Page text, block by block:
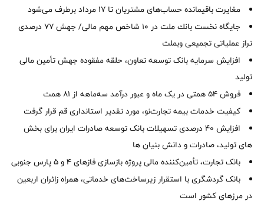
مغایرت‌ باقیمانده حساب‌های مشتریان تا ۱۷ مرداد برطرف می‌شود
جایگاه نخست بانك ملت در 10 شاخص مهم مالی/ جهش 77 درصدی
تراز عملیاتی تجمیعی وبملت
افزایش سرمایه بانک توسعه تعاون، حلقه مفقوده جهش تأمین مالی
تولید
فروش 54 همتی در یک ماه و عبور درآمد سه‌ماهه از 81 همت
کیفیت خدمات بیمه تجارت‌نو، مورد تقدیر استانداری قم قرار گرفت
افزایش 40 درصدی تسهیلات بانک توسعه صادرات ایران برای بخش
های تولید، صادرات و دانش بنیان ها
بانک تجارت، تأمین‌کننده مالی پروژه بازسازی فازهای ۴ و ۵ پارس جنوبی
بانک گردشگری با استقرار زیرساخت‌های خدماتی، همراه زائران اربعین
در مرزهای کشور است